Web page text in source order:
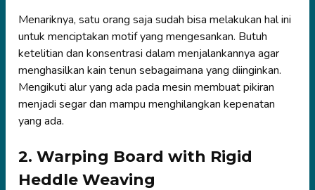
Menariknya, satu orang saja sudah bisa melakukan hal ini
untuk menciptakan motif yang mengesankan. Butuh
ketelitian dan konsentrasi dalam menjalankannya agar
menghasilkan kain tenun sebagaimana yang diinginkan.
Mengikuti alur yang ada pada mesin membuat pikiran
menjadi segar dan mampu menghilangkan kepenatan
yang ada.
2. Warping Board with Rigid
Heddle Weaving